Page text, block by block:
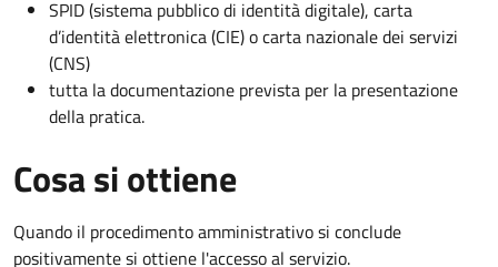
SPID (sistema pubblico di identità digitale), carta
d’identità elettronica (CIE) o carta nazionale dei servizi
(CNS)
tutta la documentazione prevista per la presentazione
della pratica.
Cosa si ottiene
Quando il procedimento amministrativo si conclude
positivamente si ottiene l'accesso al servizio.